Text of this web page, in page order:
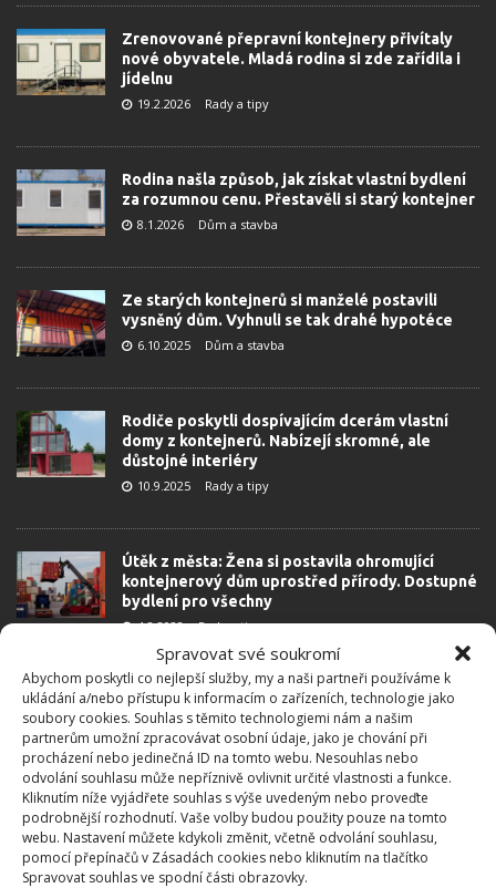
Spravovat své soukromí
Abychom poskytli co nejlepší služby, my a naši partneři používáme k
ukládání a/nebo přístupu k informacím o zařízeních, technologie jako
soubory cookies. Souhlas s těmito technologiemi nám a našim
partnerům umožní zpracovávat osobní údaje, jako je chování při
procházení nebo jedinečná ID na tomto webu. Nesouhlas nebo
odvolání souhlasu může nepříznivě ovlivnit určité vlastnosti a funkce.
Kliknutím níže vyjádřete souhlas s výše uvedeným nebo proveďte
podrobnější rozhodnutí. Vaše volby budou použity pouze na tomto
webu. Nastavení můžete kdykoli změnit, včetně odvolání souhlasu,
pomocí přepínačů v Zásadách cookies nebo kliknutím na tlačítko
Spravovat souhlas ve spodní části obrazovky.
Zrenovované přepravní kontejnery přivítaly
nové obyvatele. Mladá rodina si zde zařídila i
jídelnu
19.2.2026 Rady a tipy
Rodina našla způsob, jak získat vlastní bydlení
za rozumnou cenu. Přestavěli si starý kontejner
8.1.2026 Dům a stavba
Ze starých kontejnerů si manželé postavili
vysněný dům. Vyhnuli se tak drahé hypotéce
6.10.2025 Dům a stavba
Rodiče poskytli dospívajícím dcerám vlastní
domy z kontejnerů. Nabízejí skromné, ale
důstojné interiéry
10.9.2025 Rady a tipy
Útěk z města: Žena si postavila ohromující
kontejnerový dům uprostřed přírody. Dostupné
bydlení pro všechny
4.8.2022 Rady a tipy
OBLÍBENÉ ČLÁNKY